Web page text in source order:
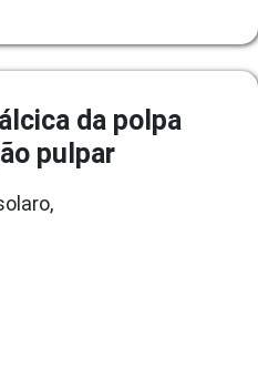
da polpa
pulpar